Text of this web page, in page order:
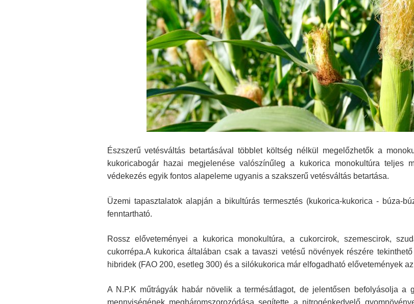
Észszerű vetésváltás betartásával többlet költség nélkül megelőzhetők a
kukoricabogár hazai megjelenése valószínűleg a kukorica monokultúra teljes
védekezés egyik fontos alapeleme ugyanis a szakszerű vetésváltás betartása.
Üzemi tapasztalatok alapján a bikultúrás termesztés (kukorica-kukorica - búza-
fenntartható.
Rossz előveteményei a kukorica monokultúra, a cukorcirok, szemescirok,
cukorrépa.A kukorica általában csak a tavaszi vetésű növények részére
hibridek (FAO 200, esetleg 300) és a silókukorica már elfogadható elővetemények
A N.P.K műtrágyák habár növelik a termésátlagot, de jelentősen befolyásolja a